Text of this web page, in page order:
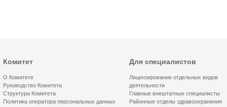
Комитет
О Комитете
Руководство Комитета
Структура Комитета
Политика оператора персональных данных
Для специалистов
Лицензирование отдельных видов
деятельности
Главные внештатные специалисты
Районные отделы здравоохранения